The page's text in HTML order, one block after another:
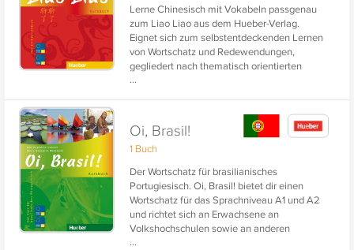
Lerne Chinesisch mit Vokabeln passgenau
zum Liao Liao aus dem Hueber-Verlag.
Eignet sich zum selbstentdeckenden Lernen
von Wortschatz und Redewendungen,
gegliedert nach thematisch orientierten
Lektionen. Mit chinesischer Kurzschrift und
...
Oi, Brasil!
1 Buch
Der Wortschatz für brasilianisches
Portugiesisch. Oi, Brasil! bietet dir einen
Wortschatz für das Sprachniveau A1 und A2
und richtet sich an Erwachsene an
Volkshochschulen sowie an anderen
Einrichtungen der Erwachsenenbildung wie
...